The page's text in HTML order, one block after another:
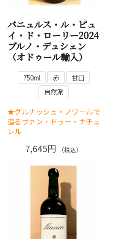
バニュルス・ル・ピュ
イ・ド・ローリー2024
ブルノ・デュシェン
（オドゥール輸入）
750ml 赤
甘口
自然派
★グルナッシュ・ノワールで
造るヴァン・ドゥー・ナチュ
レル
7,645円 （税込）